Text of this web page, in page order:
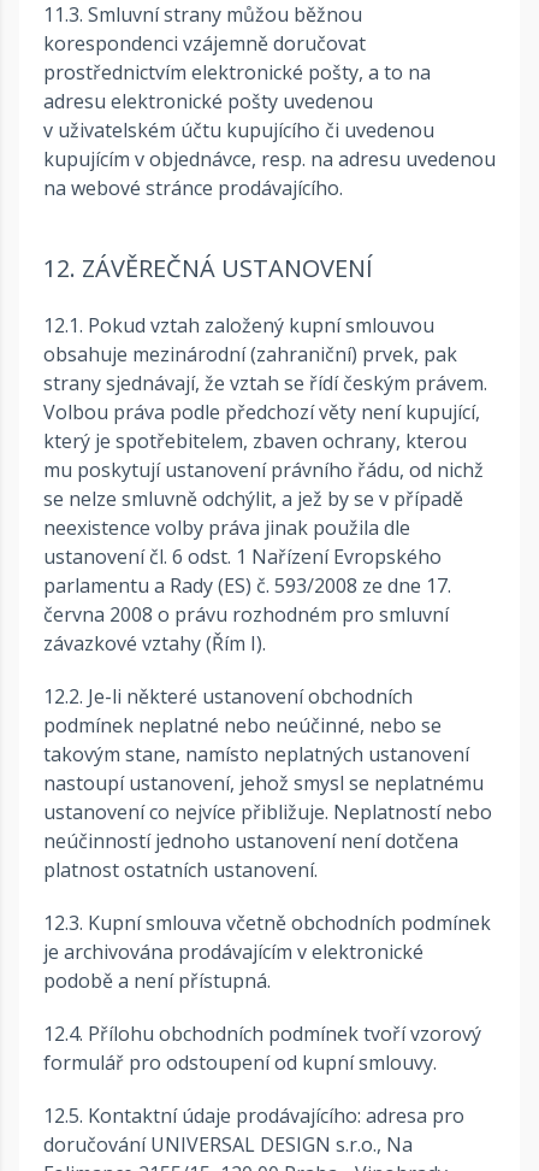
11.3. Smluvní strany můžou běžnou
korespondenci vzájemně doručovat
prostřednictvím elektronické pošty, a to na
adresu elektronické pošty uvedenou
v uživatelském účtu kupujícího či uvedenou
kupujícím v objednávce, resp. na adresu uvedenou
na webové stránce prodávajícího.
12. ZÁVĚREČNÁ USTANOVENÍ
12.1. Pokud vztah založený kupní smlouvou
obsahuje mezinárodní (zahraniční) prvek, pak
strany sjednávají, že vztah se řídí českým právem.
Volbou práva podle předchozí věty není kupující,
který je spotřebitelem, zbaven ochrany, kterou
mu poskytují ustanovení právního řádu, od nichž
se nelze smluvně odchýlit, a jež by se v případě
neexistence volby práva jinak použila dle
ustanovení čl. 6 odst. 1 Nařízení Evropského
parlamentu a Rady (ES) č. 593/2008 ze dne 17.
června 2008 o právu rozhodném pro smluvní
závazkové vztahy (Řím I).
12.2. Je-li některé ustanovení obchodních
podmínek neplatné nebo neúčinné, nebo se
takovým stane, namísto neplatných ustanovení
nastoupí ustanovení, jehož smysl se neplatnému
ustanovení co nejvíce přibližuje. Neplatností nebo
neúčinností jednoho ustanovení není dotčena
platnost ostatních ustanovení.
12.3. Kupní smlouva včetně obchodních podmínek
je archivována prodávajícím v elektronické
podobě a není přístupná.
12.4. Přílohu obchodních podmínek tvoří vzorový
formulář pro odstoupení od kupní smlouvy.
12.5. Kontaktní údaje prodávajícího: adresa pro
doručování UNIVERSAL DESIGN s.r.o., Na